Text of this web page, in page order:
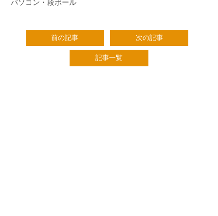
パソコン・段ボール
前の記事 次の記事
記事一覧